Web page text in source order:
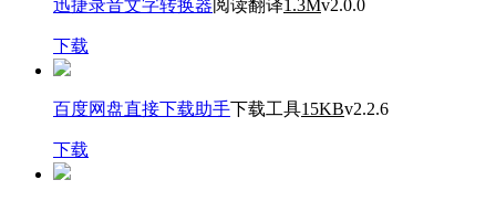
迅捷录音文字转换器 阅读翻译1.3Mv2.0.0
下载
百度网盘直接下载助手下载工具15KBv2.2.6
下载